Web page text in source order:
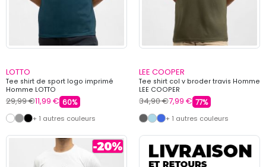
LOTTO
Tee shirt de sport logo imprimé
Homme LOTTO
29,99 €11,99 € 60%
+ 1 autres couleurs
LEE COOPER
Tee shirt col v broder travis Homme
LEE COOPER
34,90 €7,99 € 77%
+ 1 autres couleurs